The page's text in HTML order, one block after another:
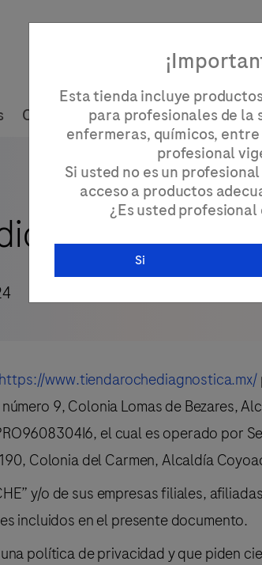
Contacto
Esta tienda incluye
para profesionales de la
enfermeras, químicos,
profesional
Si usted no es un
acceso a productos
¿Es usted profesional
Si
https://www.tiendarochediagnostica.mx/
9, Colonia Lomas de Bezares,
el cual es operado por
Colonia del Carmen, Alcaldía
y/o de sus empresas filiales,
incluidos en el presente documento.
política de privacidad y que piden